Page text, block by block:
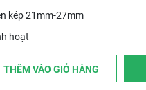
kép 21mm-27mm
hoạt
THÊM VÀO GIỎ HÀNG